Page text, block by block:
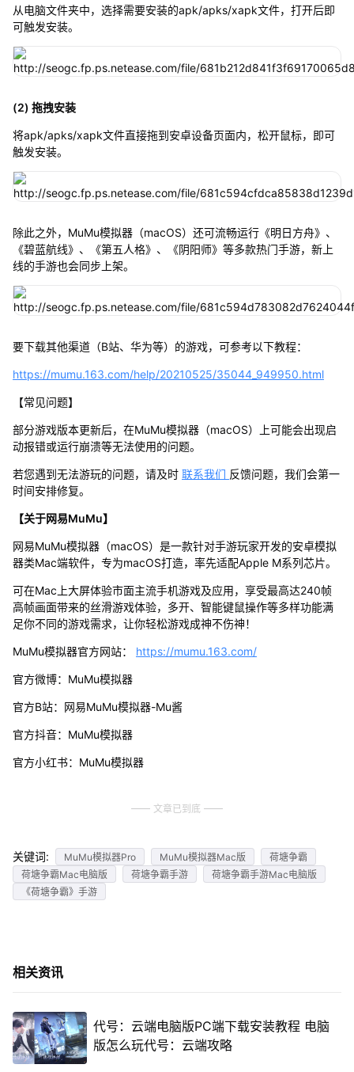
从电脑文件夹中，选择需要安装的apk/apks/xapk文件，打开后即
可触发安装。
(2) 拖拽安装
将apk/apks/xapk文件直接拖到安卓设备页面内，松开鼠标，即可
触发安装。
除此之外，MuMu模拟器（macOS）还可流畅运行《明日方舟》、
《碧蓝航线》、《第五人格》、《阴阳师》等多款热门手游，新上
线的手游也会同步上架。
要下载其他渠道（B站、华为等）的游戏，可参考以下教程：
https://mumu.163.com/help/20210525/35044_949950.html
【常见问题】
部分游戏版本更新后，在MuMu模拟器（macOS）上可能会出现启
动报错或运行崩溃等无法使用的问题。
若您遇到无法游玩的问题，请及时 联系我们 反馈问题，我们会第一
时间安排修复。
【关于网易MuMu】
网易MuMu模拟器（macOS）是一款针对手游玩家开发的安卓模拟
器类Mac端软件，专为macOS打造，率先适配Apple M系列芯片。
可在Mac上大屏体验市面主流手机游戏及应用，享受最高达240帧
高帧画面带来的丝滑游戏体验，多开、智能键鼠操作等多样功能满
足你不同的游戏需求，让你轻松游戏成神不伤神！
MuMu模拟器官方网站： https://mumu.163.com/
官方微博：MuMu模拟器
官方B站：网易MuMu模拟器-Mu酱
官方抖音：MuMu模拟器
官方小红书：MuMu模拟器
文章已到底
关键词: MuMu模拟器Pro MuMu模拟器Mac版
荷塘争霸
荷塘争霸Mac电脑版
荷塘争霸手游
荷塘争霸手游Mac电脑版
《荷塘争霸》手游
相关资讯
代号：云端电脑版PC端下载安装教程 电脑
版怎么玩代号：云端攻略